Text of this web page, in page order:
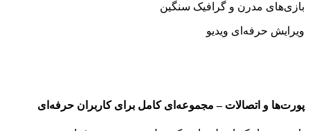
بازی‌های مدرن و گرافیک سنگین
ویرایش حرفه‌ای ویدیو
پورت‌ها و اتصالات – مجموعه‌ای کامل برای کاربران حرفه‌ای